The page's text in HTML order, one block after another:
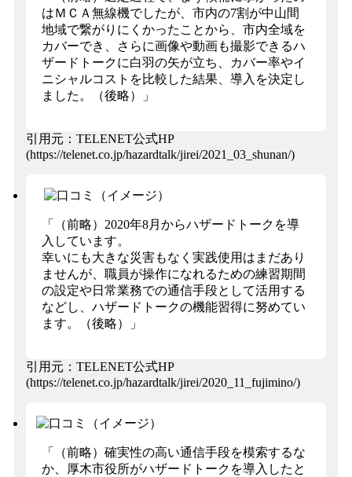
はＭＣＡ無線機でしたが、市内の7割が中山間
地域で繋がりにくかったことから、市内全域を
カバーでき、さらに画像や動画も撮影できるハ
ザードトークに白羽の矢が立ち、カバー率やイ
ニシャルコストを比較した結果、導入を決定し
ました。（後略）」
引用元：TELENET公式HP
(https://telenet.co.jp/hazardtalk/jirei/2021_03_shunan/)
「（前略）2020年8月からハザードトークを導
入しています。
幸いにも大きな災害もなく実践使用はまだあり
ませんが、職員が操作になれるための練習期間
の設定や日常業務での通信手段として活用する
などし、ハザードトークの機能習得に努めてい
ます。（後略）」
引用元：TELENET公式HP
(https://telenet.co.jp/hazardtalk/jirei/2020_11_fujimino/)
「（前略）確実性の高い通信手段を模索するな
か、厚木市役所がハザードトークを導入したと